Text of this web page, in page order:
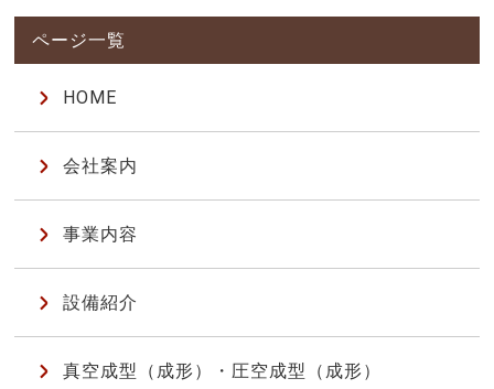
HOME
会社案内
事業内容
設備紹介
真空成型（成形）・圧空成型（成形）